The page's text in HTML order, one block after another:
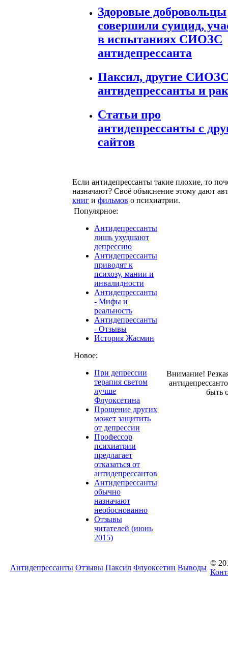
Здоровые добровольцы
совершили суицид,
в испытаниях СИОЗС
антидепрессанта
Паксил, другие
антидепрессанты и рак
Статьи про
антидепрессанты с
сайтов
Если антидепрессанты такие плохие, то
назначают? Своё объяснение этому дают
книг и фильмов о психиатрии.
Популярное:
Антидепрессанты
лишь ухудшают
депрессию
Антидепрессанты
приводят к
психозу, мании и
инвалидности
Антидепрессанты
- Мифы и
реальность
Антидепрессанты
- Отзывы
История Жасмин
Новое:
При депрессии
терапия светом
лучше
Флуоксетина
Прощение других
может защитить
от депрессии
Профессор
психиатрии
предлагает
отказаться от
антидепрессантов
Антидепрессанты
обычно
назначают
необоснованно
Отзывы
читателей (июнь
2015)
Внимание!
быть
Антидепрессанты Отзывы Паксил Флуоксетин Выводы
©